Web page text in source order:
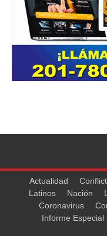
Actualidad
Latinos
Nación
Coronavirus
Informe Especial